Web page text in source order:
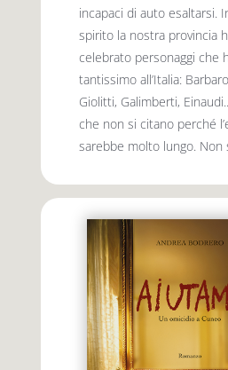
incapaci di auto esaltarsi.
spirito la nostra provincia
celebrato personaggi che
tantis­simo all’Italia:
Giolitti, Galimberti,
che non si citano perché
sarebbe molto lungo. Non